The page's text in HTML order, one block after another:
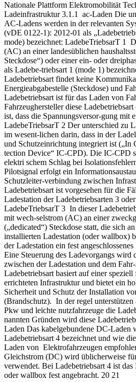
Nationale Plattform Elektromobilität
Ladeinfrastruktur 3.1.1 ac-Laden Die
AC-Ladens werden in der relevanten
(vDE 0122-1): 2012-01 als
mode) bezeichnet: LadebeTriebsarT 1
(AC) an einer landesüblichen
Steckdose“) oder einer ein- oder
als Ladebe-triebsart 1 (mode 1)
Ladebetriebsart findet keine
Energieabgabestelle (Steckdose) und
Ladebetriebsart ist für das Laden von
Fahrzeughersteller diese
ist, dass die Spannungsversor-gung mit
LadebeTriebsarT 2 Der unterschied zu
im wesent-lichen darin, dass in der
und Schutzeinrichtung integriert ist („In
tection Device“ IC-CPD). Die IC-CPD
elektri schem Schlag bei
Pilotsignal erfolgt ein
Schutzleiter-verbindung zwischen
Ladebetriebsart ist vorgesehen für die
Ladestation der Ladebetriebsarten 3
LadebeTriebsarT 3 In dieser
mit wech-selstrom (AC) an einer
(„dedicated“) Steckdose statt, die sich
installierten Ladestation (oder wallbox)
der Ladestation ein fest
Eine Steuerung des Ladevorgangs wird
zwischen der Ladestation und dem
Ladebetriebsart basiert auf einer
errichteten Infrastruktur und bietet ein
Sicherheit und Schutz der Installation
(Brandschutz). In der regel
Pkw und leichte nutzfahrzeuge die
nannten Gründen wird diese
Laden Das kabelgebundene DC-Laden
Ladebetriebsart 4 bezeichnet und wie
Laden von Elektrofahrzeugen
Gleichstrom (DC) wird üblicherweise
verwendet. Bei Ladebetriebsart 4 ist
oder wallbox fest angebracht. 20 21